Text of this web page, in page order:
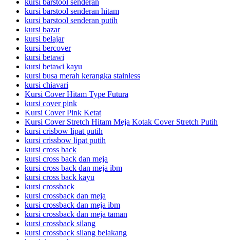
kursi barstool senderan
kursi barstool senderan hitam
kursi barstool senderan putih
kursi bazar
kursi belajar
kursi bercover
kursi betawi
kursi betawi kayu
kursi busa merah kerangka stainless
kursi chiavari
Kursi Cover Hitam Type Futura
kursi cover pink
Kursi Cover Pink Ketat
Kursi Cover Stretch Hitam Meja Kotak Cover Stretch Putih
kursi crisbow lipat putih
kursi crissbow lipat putih
kursi cross back
kursi cross back dan meja
kursi cross back dan meja ibm
kursi cross back kayu
kursi crossback
kursi crossback dan meja
kursi crossback dan meja ibm
kursi crossback dan meja taman
kursi crossback silang
kursi crossback silang belakang